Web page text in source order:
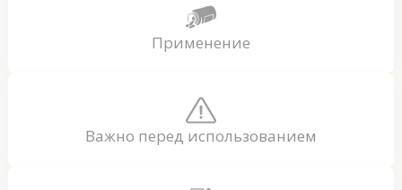
Применение
Важно перед использованием